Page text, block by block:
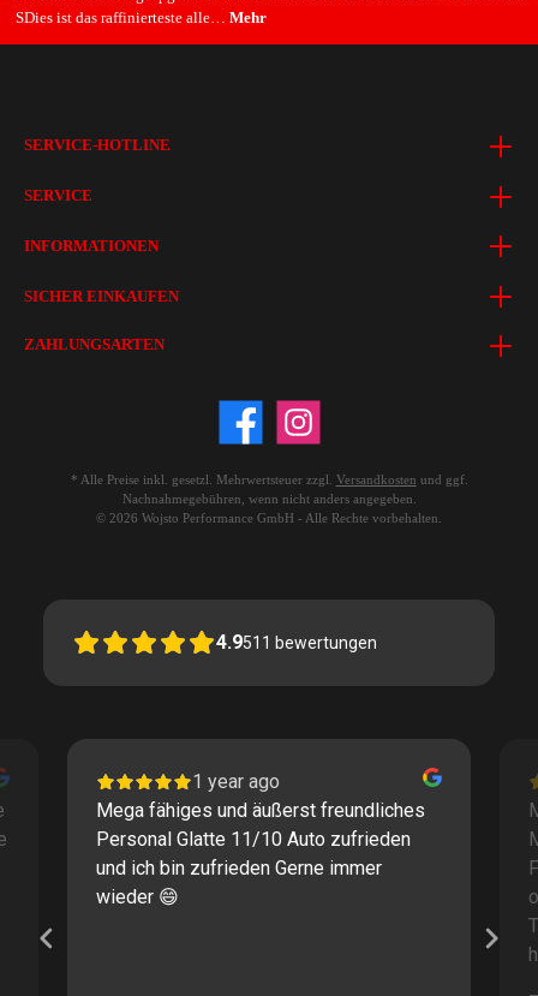
SDies ist das raffinierteste alle… Mehr
SERVICE-HOTLINE
SERVICE
INFORMATIONEN
SICHER EINKAUFEN
ZAHLUNGSARTEN
* Alle Preise inkl. gesetzl. Mehrwertsteuer zzgl. Versandkosten und ggf.
Nachnahmegebühren, wenn nicht anders angegeben.
© 2026 Wojsto Performance GmbH - Alle Rechte vorbehalten.
4.9511 bewertungen
1 year ago
Mega fähiges und äußerst freundliches
Personal Glatte 11/10 Auto zufrieden
und ich bin zufrieden Gerne immer
wieder 😄